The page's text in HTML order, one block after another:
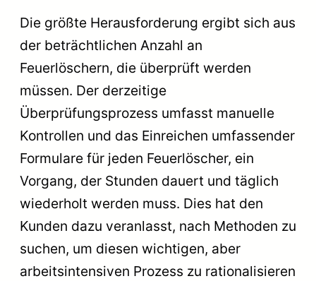
Die größte Herausforderung ergibt sich aus
der beträchtlichen Anzahl an
Feuerlöschern, die überprüft werden
müssen. Der derzeitige
Überprüfungsprozess umfasst manuelle
Kontrollen und das Einreichen umfassender
Formulare für jeden Feuerlöscher, ein
Vorgang, der Stunden dauert und täglich
wiederholt werden muss. Dies hat den
Kunden dazu veranlasst, nach Methoden zu
suchen, um diesen wichtigen, aber
arbeitsintensiven Prozess zu rationalisieren